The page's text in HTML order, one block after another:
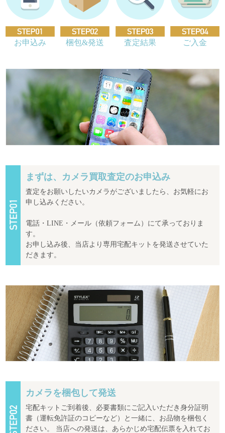
お申込み 梱包&発送 査定結果 ご入金
まずは、カメラ買取査定のお申込み
査定をお願いしたいカメラがございましたら、お気軽にお
申し込みください。
電話・LINE・メール（依頼フォーム）にて承っておりま
す。
お申し込み後、当店より専用宅配キットを発送させていた
だきます。
カメラを梱包して発送
宅配キットご到着後、必要書類にご記入いただき身分証明
書（運転免許証のコピーなど）と一緒に、お品物を梱包く
ださい。 当店への発送は、あらかじめ宅配伝票を入れてお